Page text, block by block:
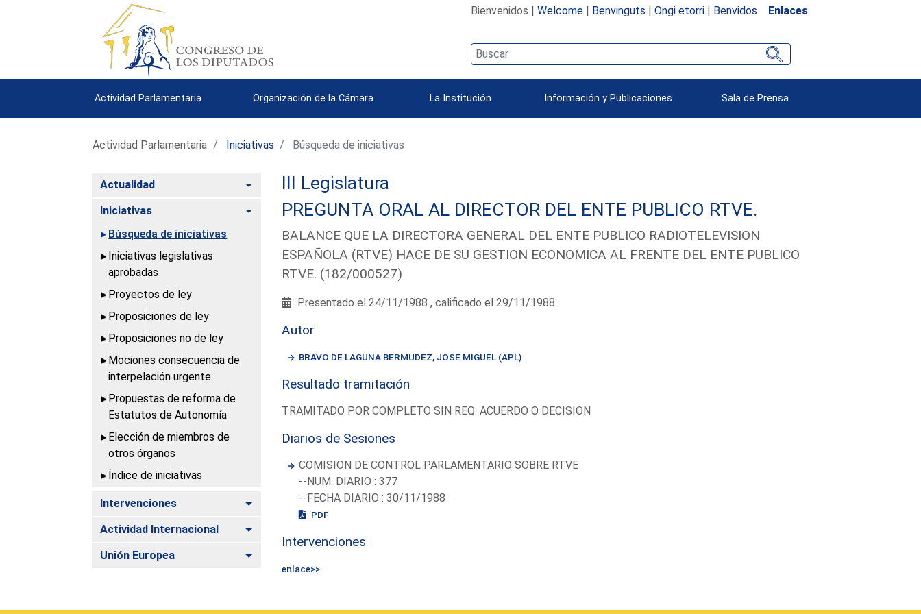
Bienvenidos | Welcome| Benvinguts | Ongi etorri| Benvidos Enlaces
Actividad Parlamentaria Organización de la Cámara La Institución Información y Publicaciones Sala de Prensa
Actividad Parlamentaria Iniciativas Búsqueda de iniciativas
Actualidad Alternar
Iniciativas
Alternar
Búsqueda de iniciativas
Iniciativas legislativas
aprobadas
Proyectos de ley
Proposiciones de ley
Proposiciones no de ley
Mociones consecuencia de
interpelación urgente
Propuestas de reforma de
Estatutos de Autonomía
Elección de miembros de
otros órganos
Índice de iniciativas
Intervenciones Alternar
Actividad Internacional Alternar
Unión Europea Alternar
III Legislatura
PREGUNTA ORAL AL DIRECTOR DEL ENTE PUBLICO RTVE.
BALANCE QUE LA DIRECTORA GENERAL DEL ENTE PUBLICO RADIOTELEVISION
ESPAÑOLA (RTVE) HACE DE SU GESTION ECONOMICA AL FRENTE DEL ENTE PUBLICO
RTVE. (182/000527)
Presentado el 24/11/1988 , calificado el 29/11/1988
Autor
BRAVO DE LAGUNA BERMUDEZ, JOSE MIGUEL (APL)
Resultado tramitación
TRAMITADO POR COMPLETO SIN REQ. ACUERDO O DECISION
Diarios de Sesiones
COMISION DE CONTROL PARLAMENTARIO SOBRE RTVE
--NUM. DIARIO : 377
--FECHA DIARIO : 30/11/1988
PDF
Intervenciones
enlace>>